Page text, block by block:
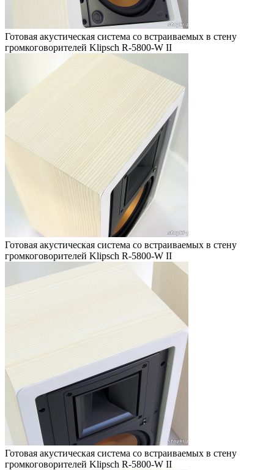
Готовая акустическая система со встраиваемых в стену
громкоговорителей Klipsch R-5800-W II
Готовая акустическая система со встраиваемых в стену
громкоговорителей Klipsch R-5800-W II
Готовая акустическая система со встраиваемых в стену
громкоговорителей Klipsch R-5800-W II